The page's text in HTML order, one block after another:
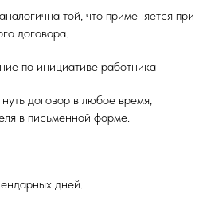
той, что применяется при
договора.
по инициативе работника
договор в любое время,
в письменной форме.
дней.